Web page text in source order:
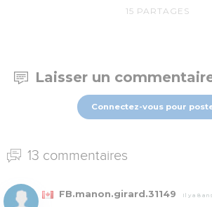
15 PARTAGES
Laisser un
Connectez-vous pour
13 commentaires
FB.manon.girard.31149 Il y a 8